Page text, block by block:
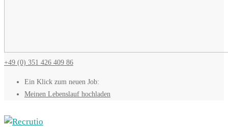
+49 (0) 351 426 409 86
Ein Klick zum neuen Job:
Meinen Lebenslauf hochladen